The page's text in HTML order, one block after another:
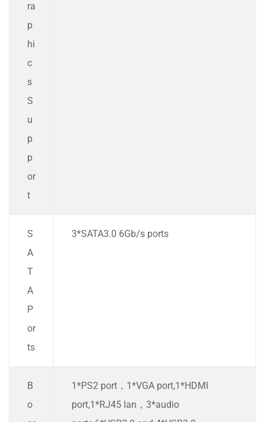
ra
p
hi
c
s
S
u
p
p
or
t
S
A
T
A
P
or
ts
3*SATA3.0 6Gb/s ports
B
o
1*PS2 port，1*VGA port,1*HDMI
port,1*RJ45 lan，3*audio